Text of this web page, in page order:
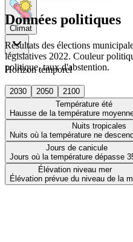
Climat
Horizon temporel
2030 2050
2100
Température été
Hausse de la température
Nuits tropicales
Nuits où la température ne
Jours de canicule
Jours où la température dépasse
Élévation niveau mer
Élévation prévue du niveau de la
Données politiques
Résultats des élections
législatives 2022. Couleur
politique, taux d'abstention.